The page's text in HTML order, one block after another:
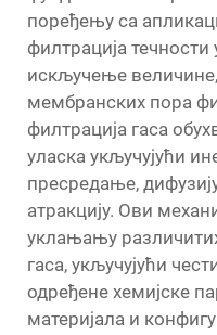
поређењу са
филтрација
искључење
мембранских пора
филтрација гаса
уласка укључујући
пресредање,
атракцију. Ови
уклањању
гаса, укључујући
одређене хемијске
материјала и